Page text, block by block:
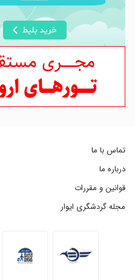
تماس با ما
درباره ما
قوانین و مقررات
مجله گردشگری ایوار